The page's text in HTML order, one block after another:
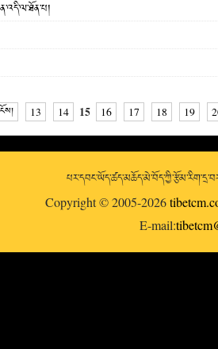
13 14 15 16 17 18 19
Copyright © 2005-2026
E-mail: